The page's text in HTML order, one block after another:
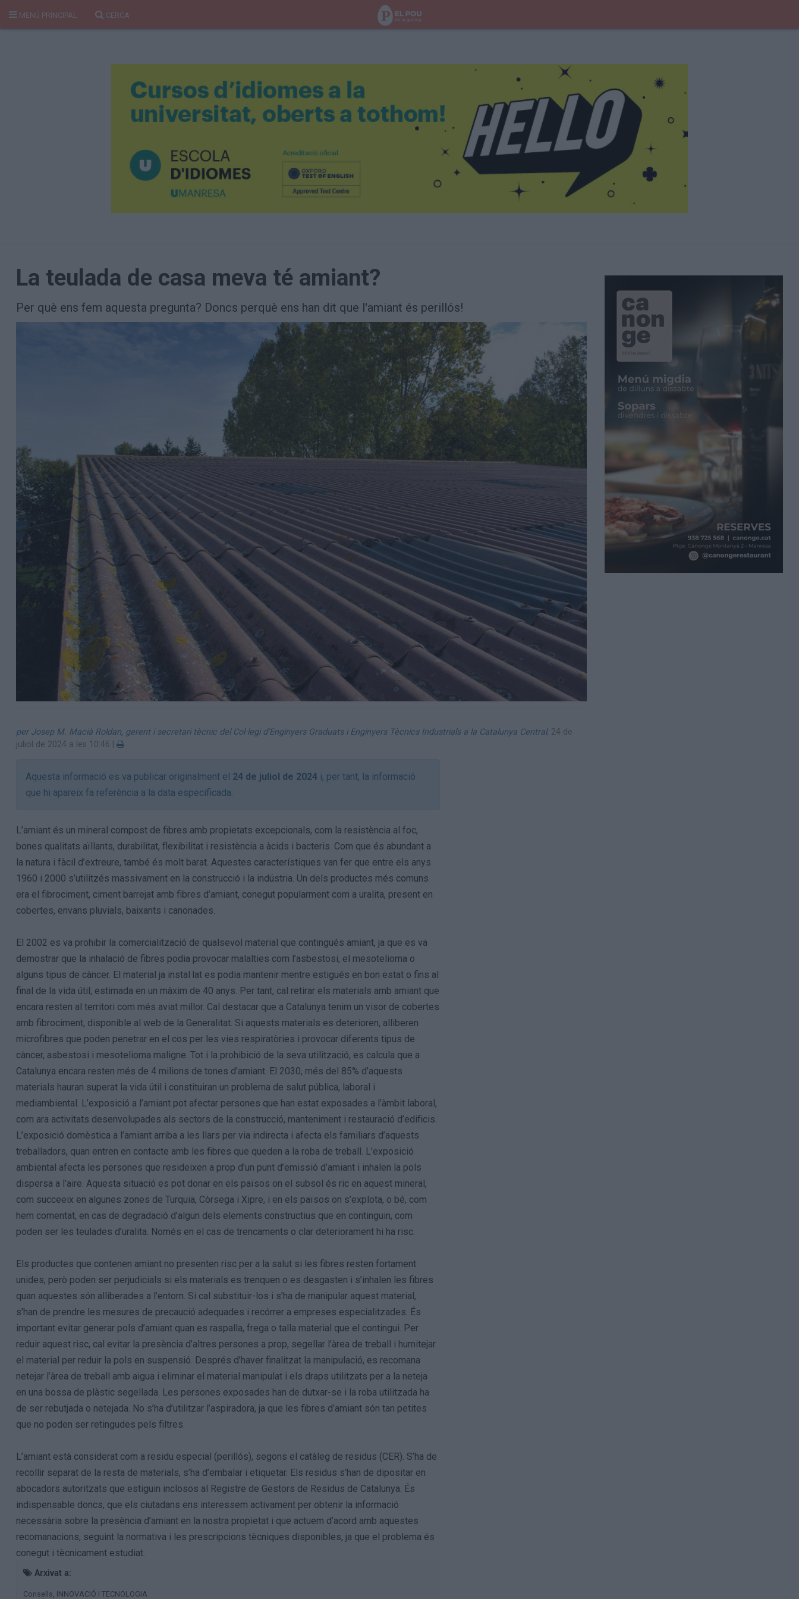
MENÚ PRINCIPAL CERCA
Aniversaris
Hemeroteca
Premis Oleguer Bisbal
Subscriu-te
La teulada de casa meva té amiant?
Per què ens fem aquesta pregunta? Doncs perquè ens han dit que l'amiant és perillós!
per Josep M. Macià Roldan, gerent i secretari tècnic del Col·legi d’Enginyers Graduats i Enginyers Tècnics Industrials a la Catalunya Central, 24 de
juliol de 2024 a les 10:46
Aquesta informació es va publicar originalment el 24 de juliol de 2024 i, per tant, la informació
que hi apareix fa referència a la data especificada.
L’amiant és un mineral compost de fibres amb propietats excepcionals, com la resistència al foc,
bones qualitats aïllants, durabilitat, flexibilitat i resistència a àcids i bacteris. Com que és abundant a
la natura i fàcil d’extreure, també és molt barat. Aquestes característiques van fer que entre els anys
1960 i 2000 s’utilitzés massivament en la construcció i la indústria. Un dels productes més comuns
era el fibrociment, ciment barrejat amb fibres d’amiant, conegut popularment com a uralita, present en
cobertes, envans pluvials, baixants i canonades.
El 2002 es va prohibir la comercialització de qualsevol material que contingués amiant, ja que es va
demostrar que la inhalació de fibres podia provocar malalties com l’asbestosi, el mesotelioma o
alguns tipus de càncer. El material ja instal·lat es podia mantenir mentre estigués en bon estat o fins al
final de la vida útil, estimada en un màxim de 40 anys. Per tant, cal retirar els materials amb amiant que
encara resten al territori com més aviat millor. Cal destacar que a Catalunya tenim un visor de cobertes
amb fibrociment, disponible al web de la Generalitat. Si aquests materials es deterioren, alliberen
microfibres que poden penetrar en el cos per les vies respiratòries i provocar diferents tipus de
càncer, asbestosi i mesotelioma maligne. Tot i la prohibició de la seva utilització, es calcula que a
Catalunya encara resten més de 4 milions de tones d’amiant. El 2030, més del 85% d’aquests
materials hauran superat la vida útil i constituiran un problema de salut pública, laboral i
mediambiental. L’exposició a l’amiant pot afectar persones que han estat exposades a l’àmbit laboral,
com ara activitats desenvolupades als sectors de la construcció, manteniment i restauració d’edificis.
L’exposició domèstica a l’amiant arriba a les llars per via indirecta i afecta els familiars d’aquests
treballadors, quan entren en contacte amb les fibres que queden a la roba de treball. L’exposició
ambiental afecta les persones que resideixen a prop d’un punt d’emissió d’amiant i inhalen la pols
dispersa a l’aire. Aquesta situació es pot donar en els països on el subsol és ric en aquest mineral,
com succeeix en algunes zones de Turquia, Còrsega i Xipre, i en els països on s’explota, o bé, com
hem comentat, en cas de degradació d’algun dels elements constructius que en continguin, com
poden ser les teulades d’uralita. Només en el cas de trencaments o clar deteriorament hi ha risc.
Els productes que contenen amiant no presenten risc per a la salut si les fibres resten fortament
unides, però poden ser perjudicials si els materials es trenquen o es desgasten i s’inhalen les fibres
quan aquestes són alliberades a l’entorn. Si cal substituir-los i s’ha de manipular aquest material,
s’han de prendre les mesures de precaució adequades i recórrer a empreses especialitzades. És
important evitar generar pols d’amiant quan es raspalla, frega o talla material que el contingui. Per
reduir aquest risc, cal evitar la presència d’altres persones a prop, segellar l’àrea de treball i humitejar
el material per reduir la pols en suspensió. Després d’haver finalitzat la manipulació, es recomana
netejar l’àrea de treball amb aigua i eliminar el material manipulat i els draps utilitzats per a la neteja
en una bossa de plàstic segellada. Les persones exposades han de dutxar-se i la roba utilitzada ha
de ser rebutjada o netejada. No s’ha d’utilitzar l’aspiradora, ja que les fibres d’amiant són tan petites
que no poden ser retingudes pels filtres.
L’amiant està considerat com a residu especial (perillós), segons el catàleg de residus (CER). S’ha de
recollir separat de la resta de materials, s’ha d’embalar i etiquetar. Els residus s’han de dipositar en
abocadors autoritzats que estiguin inclosos al Registre de Gestors de Residus de Catalunya. És
indispensable doncs, que els ciutadans ens interessem activament per obtenir la informació
necessària sobre la presència d’amiant en la nostra propietat i que actuem d’acord amb aquestes
recomanacions, seguint la normativa i les prescripcions tècniques disponibles, ja que el problema és
conegut i tècnicament estudiat.
Arxivat a:
Consells INNOVACIÓ I TECNOLOGIA